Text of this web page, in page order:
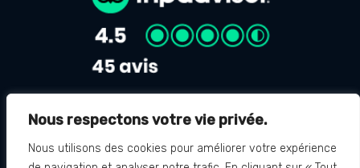
Nous respectons votre vie privée.
Nous utilisons des cookies pour améliorer votre expérience
Avis Google